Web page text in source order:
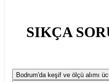
SIKÇA
Bodrum'da keşif ve ölçü alımı